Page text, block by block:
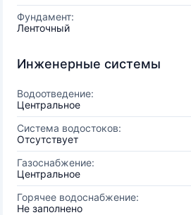
Фундамент:
Ленточный
Инженерные системы
Водоотведение:
Центральное
Система водостоков:
Отсутствует
Газоснабжение:
Центральное
Горячее водоснабжение:
Не заполнено